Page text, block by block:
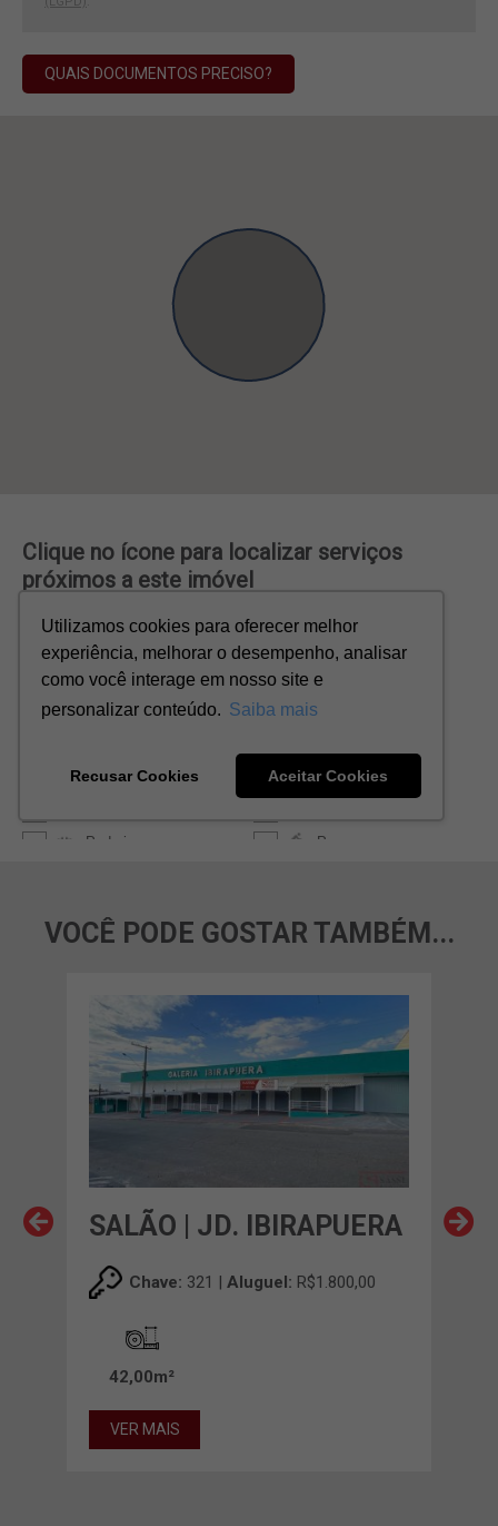
QUAIS DOCUMENTOS PRECISO?
VOCÊ PODE GOSTAR TAMBÉM...
SALÃO | JD. IBIRAPUERA
Chave: 321 | Aluguel: R$1.800,00
42,00m²
VER MAIS